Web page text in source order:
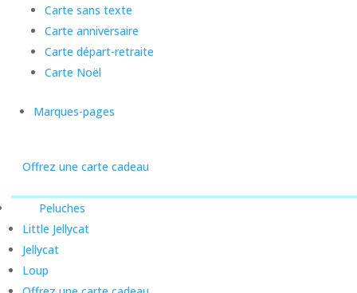
Carte sans texte
Carte anniversaire
Carte départ-retraite
Carte Noël
Marques-pages
Offrez une carte cadeau
Peluches
Little Jellycat
Jellycat
Loup